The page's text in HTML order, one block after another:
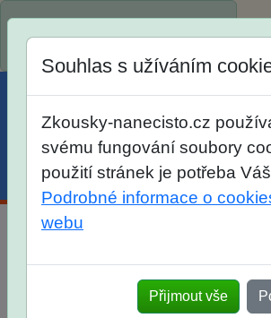
Menu Účet Košík
po skutečných přijímacích
Souhlas s užíváním
Zkousky-nanecisto.cz
svému fungování soubory
použití stránek je potřeba
Podrobné informace o
webu
Přijmout vše